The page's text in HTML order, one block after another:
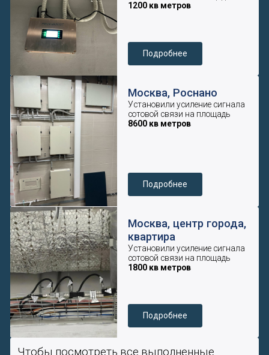
Качество оборудования
и гарантии
Оборудование, которое мы устанавливаем:
Работает со всеми операторами.
Дает максимальная пропускную абонентскую
способность.
•Качественные комплектующие (срок
эксплуатации от 7 лет).
Отсутствует влияния на вышки сотовых
операторов (отсутствие интерференции).
•Встроена защита от перегрузок, автоматическая
регулировка усиления.
•Скорость дозвона не более 2-х секунд, против
8-15 секунд у аналогов.
•Репитеры (ретрансляторы) сотовой связи,
которые мы используем для монтажа систем
усиления сотовой связи соответствуют
требованиям нескольких ГОСТов и документов:
ТР ТС 020/2011, ТР ТС 004/2011, ГОСТ Р 51318.22-
99 (IEC/CISPR 22:1997), ГОСТ Р 53325-2009, ГОСТ Р
55533-2013.
Гарантия на оборудование
и работу до 2-х лет
Работаем по договору. Все условия
гарантии и сроки выполнения прописаны в
договоре.
ООО “НТЦ “СВЯЗЬ”